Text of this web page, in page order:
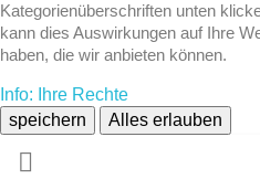
Kategorienüberschriften unten
kann dies Auswirkungen auf Ihre
haben, die wir anbieten können.
Info: Ihre Rechte
speichern
Alles erlauben
